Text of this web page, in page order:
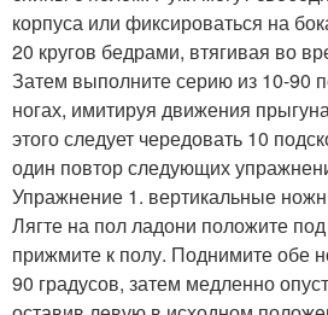
корпуса или фиксироваться на
20 кругов бедрами, втягивая во
Затем выполните серию из 10-90
ногах, имитируя движения
этого следует чередовать 10
один повтор следующих
Упражнение 1. вертикальные
Лягте на пол ладони положите
прижмите к полу. Поднимите обе
90 градусов, затем медленно